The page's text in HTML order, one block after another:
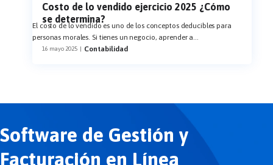
Costo de lo vendido ejercicio 2025 ¿Cómo
se determina?
El costo de lo vendido es uno de los conceptos deducibles para
personas morales. Si tienes un negocio, aprender a...
16 mayo 2025 Contabilidad
Software de Gestión y
Facturación en Línea